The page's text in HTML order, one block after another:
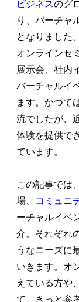
ビジネスのグ
り、バーチャ
となりました
オンラインセ
展示会、社内
バーチャルイ
ます。かつて
流でしたが、
体験を提供で
ています。
この記事では、
場、
コミュニ
ーチャルイベ
介。それぞれ
うなニーズに
いきます。オ
えている方や
て、きっと参